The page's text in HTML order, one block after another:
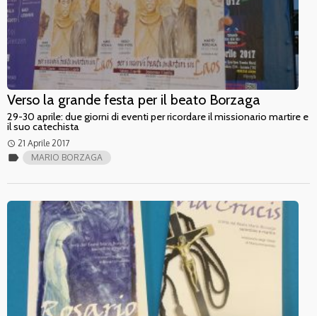
Verso la grande festa per il beato Borzaga
29-30 aprile: due giorni di eventi per ricordare il missionario martire e
il suo catechista
access_time 21 Aprile 2017
label MARIO BORZAGA